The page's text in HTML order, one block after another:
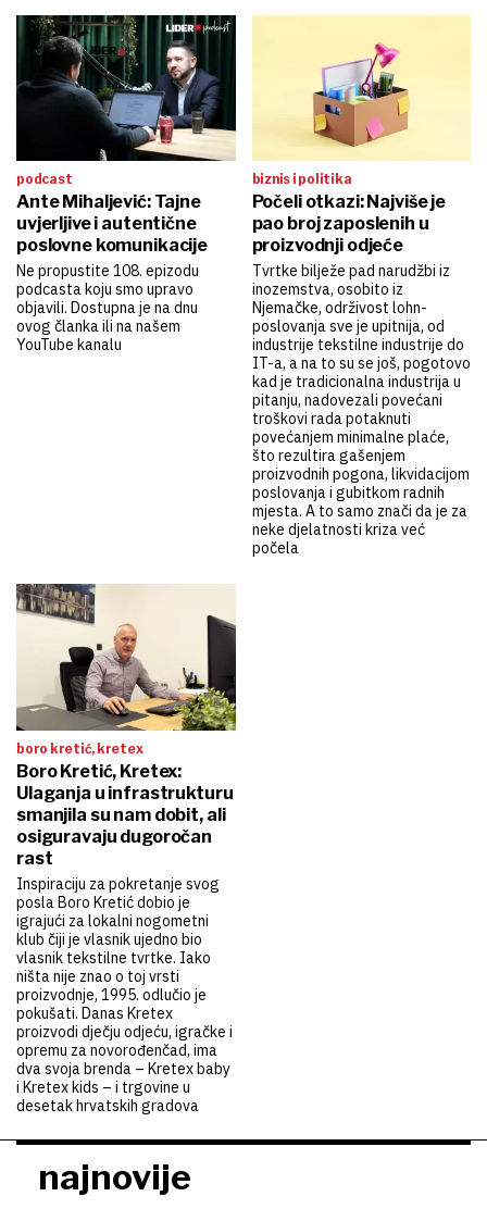
podcast
Ante Mihaljević: Tajne
uvjerljive i autentične
poslovne komunikacije
Ne propustite 108. epizodu
podcasta koju smo upravo
objavili. Dostupna je na dnu
ovog članka ili na našem
YouTube kanalu
biznis i politika
Počeli otkazi: Najviše je
pao broj zaposlenih u
proizvodnji odjeće
Tvrtke bilježe pad narudžbi iz
inozemstva, osobito iz
Njemačke, održivost lohn-
poslovanja sve je upitnija, od
industrije tekstilne industrije do
IT-a, a na to su se još, pogotovo
kad je tradicionalna industrija u
pitanju, nadovezali povećani
troškovi rada potaknuti
povećanjem minimalne plaće,
što rezultira gašenjem
proizvodnih pogona, likvidacijom
poslovanja i gubitkom radnih
mjesta. A to samo znači da je za
neke djelatnosti kriza već
počela
boro kretić, kretex
Boro Kretić, Kretex:
Ulaganja u infrastrukturu
smanjila su nam dobit, ali
osiguravaju dugoročan
rast
Inspiraciju za pokretanje svog
posla Boro Kretić dobio je
igrajući za lokalni nogometni
klub čiji je vlasnik ujedno bio
vlasnik tekstilne tvrtke. Iako
ništa nije znao o toj vrsti
proizvodnje, 1995. odlučio je
pokušati. Danas Kretex
proizvodi dječju odjeću, igračke i
opremu za novorođenčad, ima
dva svoja brenda – Kretex baby
i Kretex kids – i trgovine u
desetak hrvatskih gradova
najnovije